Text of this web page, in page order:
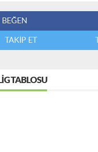
BEĞEN
TAKİP ET
TABLOSU